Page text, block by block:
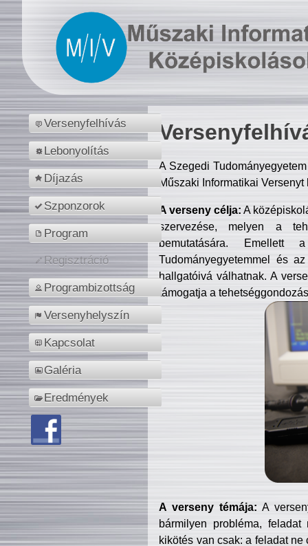
Versenyfelhívás
Lebonyolítás
Díjazás
Szponzorok
Program
Regisztráció
Programbizottság
Versenyhelyszín
Kapcsolat
Galéria
Eredmények
A Szegedi
Műszaki Informatikai
A verseny célja: A
szervezése, melyen a
bemutatására. Emellett
Tudományegyetemmel és
hallgatóivá válhatnak. A
támogatja a
A verseny témája: A
bármilyen probléma, feladat
kikötés van csak: a feladat